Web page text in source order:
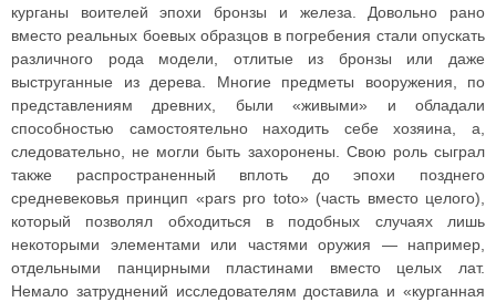
курганы воителей эпохи бронзы и железа. Довольно рано
вместо реальных боевых образцов в погребения стали опускать
различного рода модели, отлитые из бронзы или даже
выструганные из дерева. Многие предметы вооружения, по
представлениям древних, были «живыми» и обладали
способностью самостоятельно находить себе хозяина, а,
следовательно, не могли быть захоронены. Свою роль сыграл
также распространенный вплоть до эпохи позднего
средневековья принцип «pars pro toto» (часть вместо целого),
который позволял обходиться в подобных случаях лишь
некоторыми элементами или частями оружия — например,
отдельными панцирными пластинами вместо целых лат.
Немало затруднений исследователям доставила и «курганная